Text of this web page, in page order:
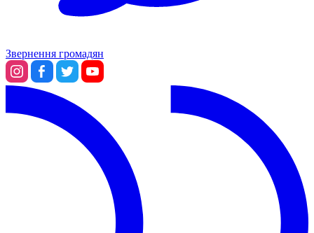
Звернення громадян